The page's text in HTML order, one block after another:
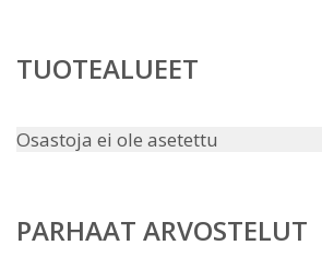
TUOTEALUEET
Osastoja ei ole asetettu
PARHAAT ARVOSTELUT